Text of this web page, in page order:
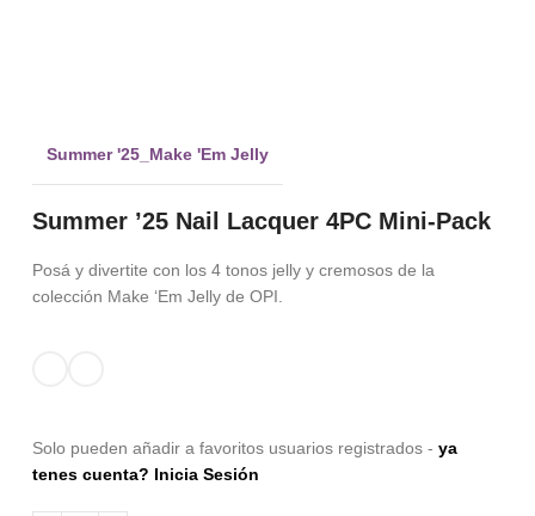
Summer '25_Make 'Em Jelly
Summer ’25 Nail Lacquer 4PC Mini-Pack
Posá y divertite con los 4 tonos jelly y cremosos de la
colección Make ‘Em Jelly de OPI.
Solo pueden añadir a favoritos usuarios registrados - ya
tenes cuenta? Inicia Sesión